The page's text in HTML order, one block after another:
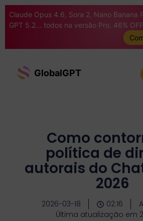
Claude Opus 4.6, Sora 2, Nano Banana
GPT 5.2... todos na versão Pro. 46% OFF
GlobalGPT
Como
política de
autorais do
2026
2026-03-18 02:16
Última atualização em